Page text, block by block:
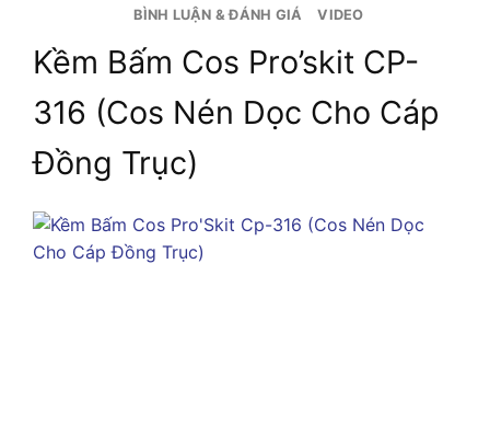
BÌNH LUẬN & ĐÁNH GIÁ VIDEO
Kềm Bấm Cos Pro’skit CP-
316 (Cos Nén Dọc Cho Cáp
Đồng Trục)